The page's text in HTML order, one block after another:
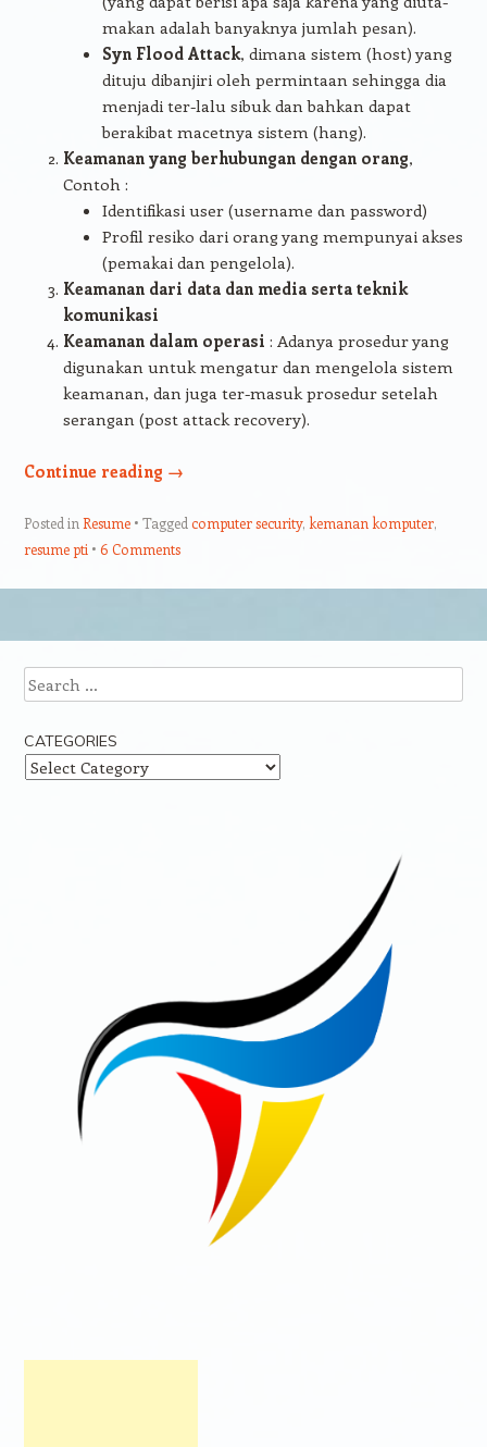
makan adalah banyaknya jumlah pesan).
Syn Flood Attack, dimana sistem (host) yang
dituju dibanjiri oleh permintaan sehingga dia
menjadi ter-lalu sibuk dan bahkan dapat
berakibat macetnya sistem (hang).
Keamanan yang berhubungan dengan orang,
Contoh :
Identifikasi user (username dan password)
Profil resiko dari orang yang mempunyai akses
(pemakai dan pengelola).
Keamanan dari data dan media serta teknik
komunikasi
Keamanan dalam operasi : Adanya prosedur yang
digunakan untuk mengatur dan mengelola sistem
keamanan, dan juga ter-masuk prosedur setelah
serangan (post attack recovery).
Continue reading →
Posted in Resume Tagged computer security, kemanan komputer,
resume pti
6 Comments
Search
CATEGORIES
Categories